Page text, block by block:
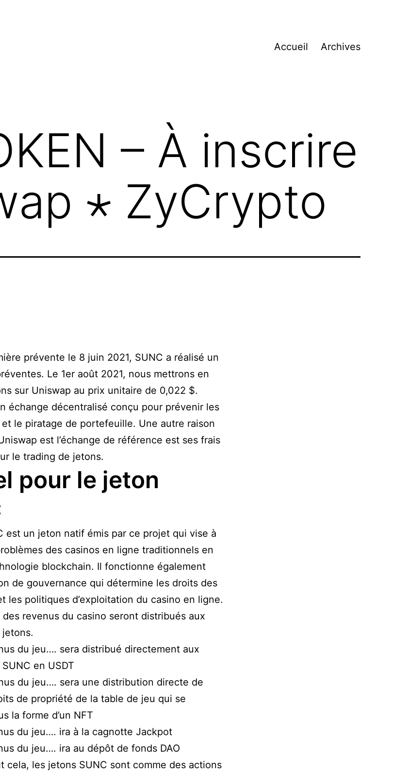
Accueil Archives
– À inscrire
⋆ ZyCrypto
prévente le 8 juin 2021, SUNC a réalisé un
Le 1er août 2021, nous mettrons en
sur Uniswap au prix unitaire de 0,022 $.
échange décentralisé conçu pour prévenir les
le piratage de portefeuille. Une autre raison
est l’échange de référence est ses frais
le trading de jetons.
pour le jeton
est un jeton natif émis par ce projet qui vise à
des casinos en ligne traditionnels en
blockchain. Il fonctionne également
de gouvernance qui détermine les droits des
les politiques d’exploitation du casino en ligne.
des revenus du casino seront distribués aux
du jeu…. sera distribué directement aux
en USDT
du jeu…. sera une distribution directe de
de propriété de la table de jeu qui se
la forme d’un NFT
du jeu…. ira à la cagnotte Jackpot
du jeu…. ira au dépôt de fonds DAO
cela, les jetons SUNC sont comme des actions